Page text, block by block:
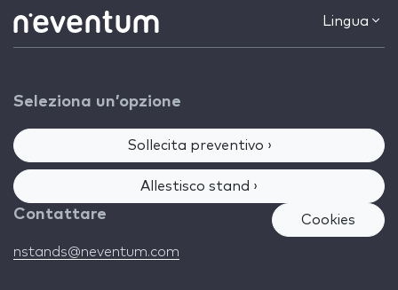
Lingua
Seleziona un’opzione
Sollecita preventivo ›
Allestisco stand ›
Contattare
nstands@neventum.com
Cookies